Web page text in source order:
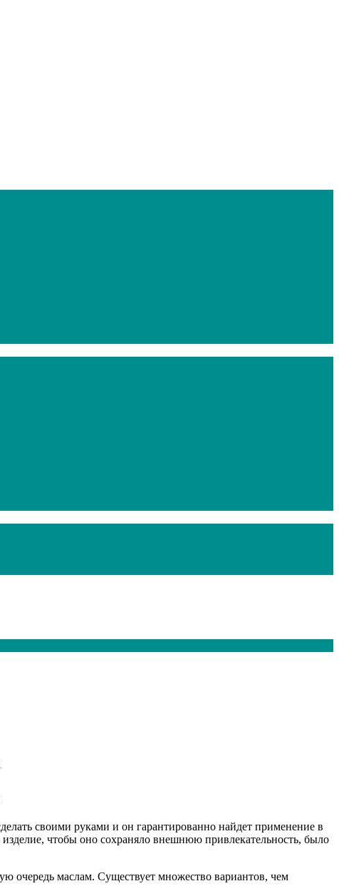
своими руками и он гарантированно найдет применение в
чтобы оно сохраняло внешнюю привлекательность, было
очередь маслам. Существует множество вариантов, чем